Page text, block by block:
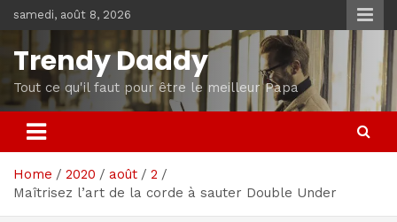
to
content
samedi, août 8, 2026
Trendy Daddy
Tout ce qu'il faut pour être le meilleur Papa
Home 2020 août
2
Maîtrisez l’art de la corde à sauter Double Under